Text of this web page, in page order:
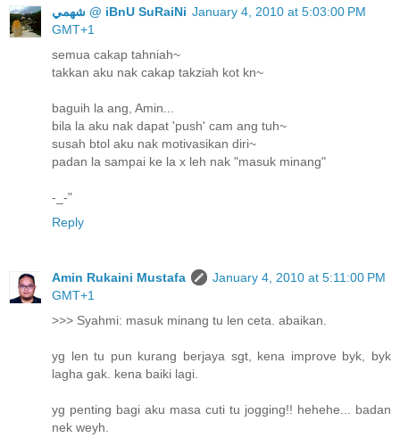
ﺷﻬﻤﻲ @ iBnU SuRaiNi January 4, 2010 at 5:03:00 PM
GMT+1
semua cakap tahniah~
takkan aku nak cakap takziah kot kn~
baguih la ang, Amin...
bila la aku nak dapat 'push' cam ang tuh~
susah btol aku nak motivasikan diri~
padan la sampai ke la x leh nak "masuk minang"
-_-"
Reply
Amin Rukaini Mustafa
January 4, 2010 at 5:11:00 PM
GMT+1
>>> Syahmi: masuk minang tu len ceta. abaikan.
yg len tu pun kurang berjaya sgt, kena improve byk, byk
lagha gak. kena baiki lagi.
yg penting bagi aku masa cuti tu jogging!! hehehe... badan
nek weyh.